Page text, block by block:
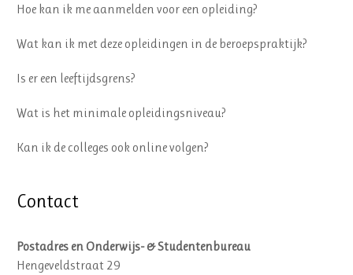
Hoe kan ik me aanmelden voor een opleiding?
Wat kan ik met deze opleidingen in de beroepspraktijk?
Is er een leeftijdsgrens?
Wat is het minimale opleidingsniveau?
Kan ik de colleges ook online volgen?
Contact
Postadres en Onderwijs- & Studentenbureau
Hengeveldstraat 29